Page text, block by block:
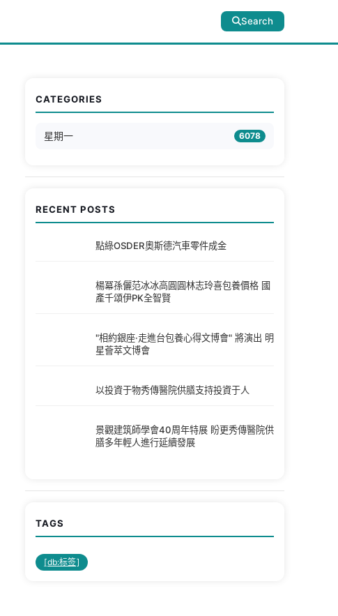
Search
CATEGORIES
星期一 6078
RECENT POSTS
點綠OSDER奧斯德汽車零件成金
楊冪孫儷范冰冰高圓圓林志玲喜包養價格 國
產千頌伊PK全智賢
"相約銀座·走進台包養心得文博會" 將演出 明
星薈萃文博會
以投資于物秀傳醫院供膳支持投資于人
景觀建筑師學會40周年特展 盼更秀傳醫院供
膳多年輕人進行延續發展
TAGS
[db:标签]